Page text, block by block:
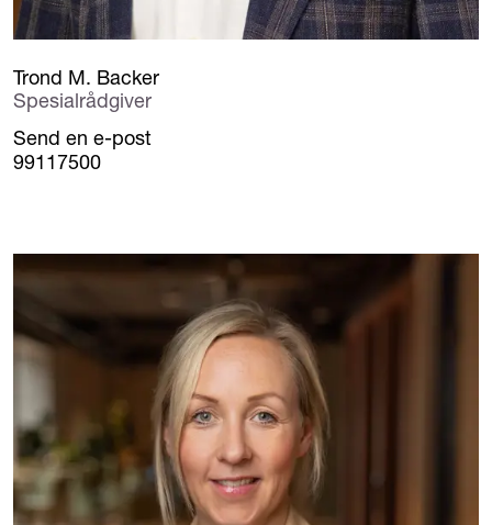
Trond M. Backer
Spesialrådgiver
Send en e-post
99117500